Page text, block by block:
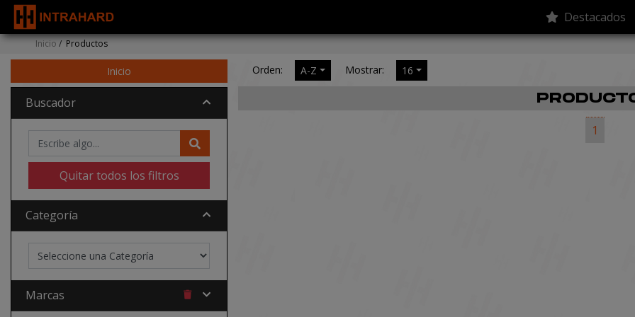
Destacados
Inicio / Productos
Inicio
Buscador
Quitar todos los filtros
Categoría
Marcas
Orden: A-Z Mostrar: 16
1